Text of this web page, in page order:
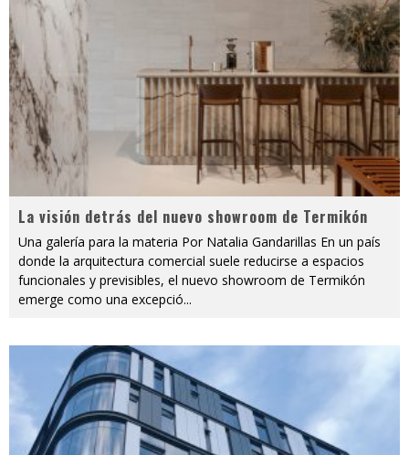
La visión detrás del nuevo showroom de Termikón
Una galería para la materia Por Natalia Gandarillas En un país
donde la arquitectura comercial suele reducirse a espacios
funcionales y previsibles, el nuevo showroom de Termikón
emerge como una excepció...